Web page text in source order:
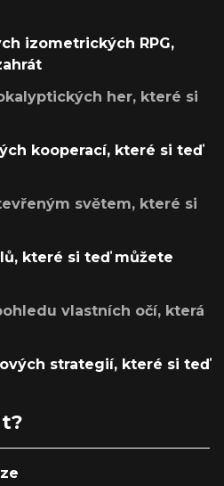
izometrických RPG,
her, které si
kooperací, které si teď
světem, které si
které si teď můžete
vlastních očí, která
strategií, které si teď